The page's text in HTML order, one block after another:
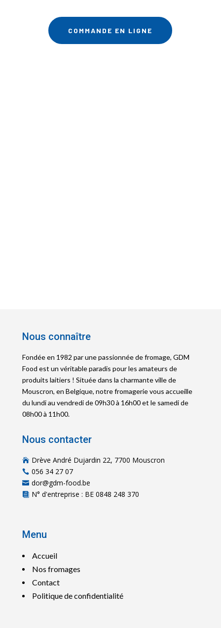
COMMANDE EN LIGNE
Nous connaître
Fondée en 1982 par une passionnée de fromage, GDM
Food est un véritable paradis pour les amateurs de
produits laitiers ! Située dans la charmante ville de
Mouscron, en Belgique, notre fromagerie vous accueille
du lundi au vendredi de 09h30 à 16h00 et le samedi de
08h00 à 11h00.
Nous contacter
 Drève André Dujardin 22, 7700 Mouscron
 056 34 27 07
 dor@gdm-food.be
 N° d'entreprise : BE 0848 248 370
Menu
Accueil
Nos fromages
Contact
Politique de confidentialité